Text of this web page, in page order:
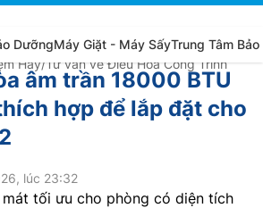
DưỡngMáy Giặt - Máy SấyTrung Tâm Bảo
Hay/Tư vấn về Điều Hòa Công Trình
âm trần 18000 BTU
hợp để lắp đặt cho
lúc 23:32
tối ưu cho phòng có diện tích